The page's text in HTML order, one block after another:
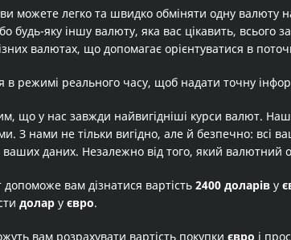
можете легко та швидко обміняти одну валюту
будь-яку іншу валюту, яка вас цікавить, всього
валютах, що допомагає орієнтуватися в
в режимі реального часу, щоб надати точну
що у нас завжди найвигідніші курси валют.
З нами не тільки вигідно, але й безпечно: всі
ваших даних. Незалежно від того, який
вам дізнатися вартість 2400 доларів у
долар у євро.
вам розрахувати вартість покупки євро і